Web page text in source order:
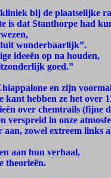
bij de plaatselijke
is dat Stanthorpe had
wonderbaarlijk”.
ideeën op na houden,
goed.”
en zijn
hebben ze het over
over chemtrails (fijne
verspreid in onze
zowel extreem links
aan hun verhaal,
theorieën.